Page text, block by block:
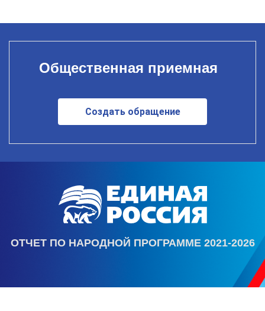
Общественная приемная
Создать обращение
ОТЧЕТ ПО НАРОДНОЙ ПРОГРАММЕ 2021-2026